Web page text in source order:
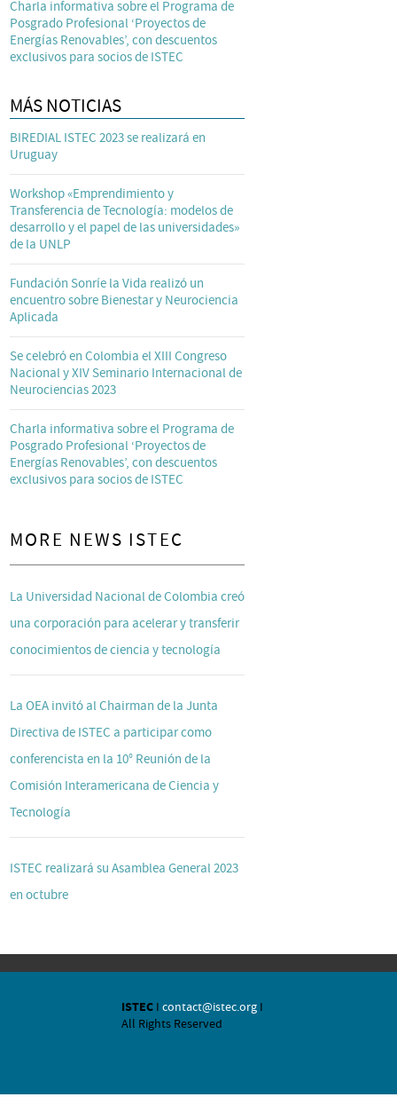
Charla informativa sobre el Programa de
Posgrado Profesional ‘Proyectos de
Energías Renovables’, con descuentos
exclusivos para socios de ISTEC
MÁS NOTICIAS
BIREDIAL ISTEC 2023 se realizará en
Uruguay
Workshop «Emprendimiento y
Transferencia de Tecnología: modelos de
desarrollo y el papel de las universidades»
de la UNLP
Fundación Sonríe la Vida realizó un
encuentro sobre Bienestar y Neurociencia
Aplicada
Se celebró en Colombia el XIII Congreso
Nacional y XIV Seminario Internacional de
Neurociencias 2023
Charla informativa sobre el Programa de
Posgrado Profesional ‘Proyectos de
Energías Renovables’, con descuentos
exclusivos para socios de ISTEC
MORE NEWS ISTEC
La Universidad Nacional de Colombia creó
una corporación para acelerar y transferir
conocimientos de ciencia y tecnología
La OEA invitó al Chairman de la Junta
Directiva de ISTEC a participar como
conferencista en la 10° Reunión de la
Comisión Interamericana de Ciencia y
Tecnología
ISTEC realizará su Asamblea General 2023
en octubre
ISTECI contact@istec.orgI
All Rights Reserved